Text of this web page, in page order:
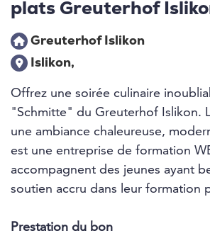
plats Greuterhof
Greuterhof Islikon
Islikon,
Offrez une soirée culinaire
"Schmitte" du Greuterhof Islikon.
une ambiance chaleureuse,
est une entreprise de formation
accompagnent des jeunes ayant
soutien accru dans leur formation
Prestation du bon